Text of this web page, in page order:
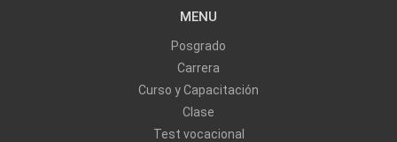
MENU
Posgrado
Carrera
Curso y Capacitación
Clase
Test vocacional